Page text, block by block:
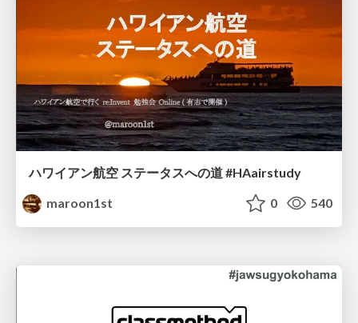
ハワイアン航空 ステータスへの道 #HAairstudy
maroon1st
0 540